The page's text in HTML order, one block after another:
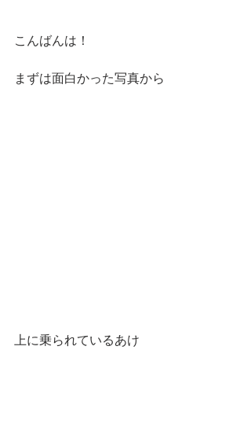
こんばんは！
まずは面白かった写真から
上に乗られているあけ